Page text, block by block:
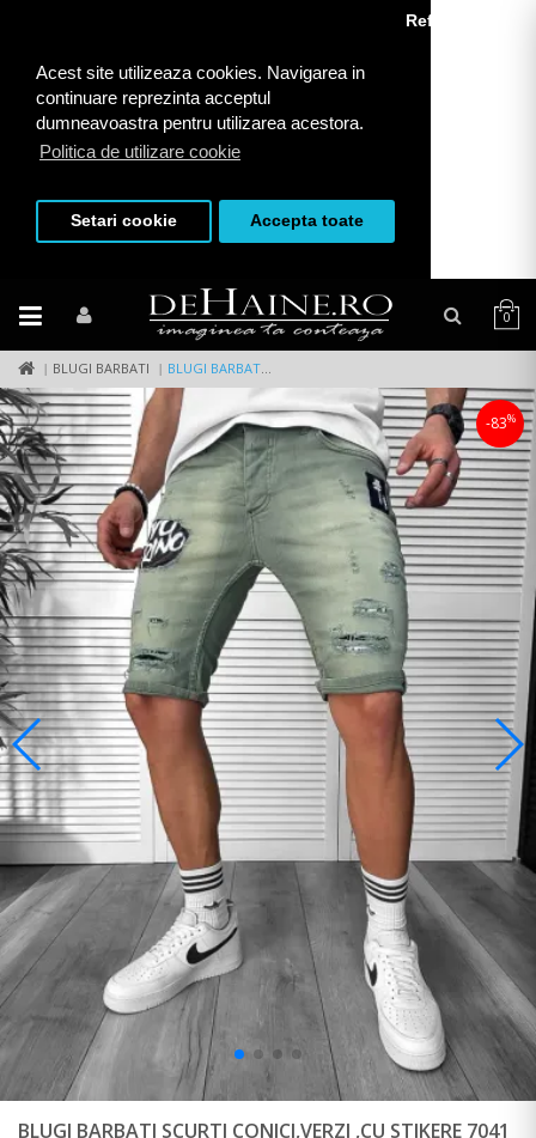
Acest site utilizeaza cookies. Navigarea in
continuare reprezinta acceptul
dumneavoastra pentru utilizarea acestora.
Politica de utilizare cookie
Refuza toate
Setari cookie Accepta toate
0
BLUGI BARBATI BLUGI BARBATI SCURTI CONICI,VERZI ,CU STIKERE 7041 H2-3
-83%
BLUGI BARBATI SCURTI CONICI,VERZI ,CU STIKERE 7041